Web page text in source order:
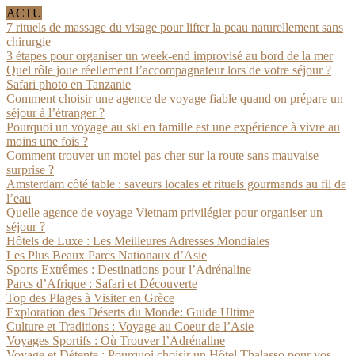
ACTU
7 rituels de massage du visage pour lifter la peau naturellement sans
chirurgie
3 étapes pour organiser un week-end improvisé au bord de la mer
Quel rôle joue réellement l’accompagnateur lors de votre séjour ?
Safari photo en Tanzanie
Comment choisir une agence de voyage fiable quand on prépare un
séjour à l’étranger ?
Pourquoi un voyage au ski en famille est une expérience à vivre au
moins une fois ?
Comment trouver un motel pas cher sur la route sans mauvaise
surprise ?
Amsterdam côté table : saveurs locales et rituels gourmands au fil de
l’eau
Quelle agence de voyage Vietnam privilégier pour organiser un
séjour ?
Hôtels de Luxe : Les Meilleures Adresses Mondiales
Les Plus Beaux Parcs Nationaux d’Asie
Sports Extrêmes : Destinations pour l’Adrénaline
Parcs d’Afrique : Safari et Découverte
Top des Plages à Visiter en Grèce
Exploration des Déserts du Monde: Guide Ultime
Culture et Traditions : Voyage au Coeur de l’Asie
Voyages Sportifs : Où Trouver l’Adrénaline